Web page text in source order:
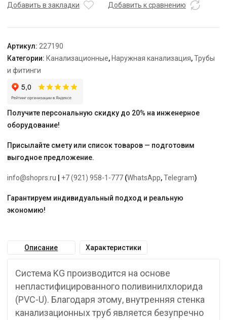
"Ostendorf"
Добавить в закладки Добавить к сравнению
Артикул: 227190
Категории: Канализационные, Наружная канализация,Трубы
и фитинги
Получите персональную скидку до 20% на инженерное
оборудование!
Присылайте смету или список товаров — подготовим
выгодное предложение.
info@shoprs.ru +7 (921) 958-1-777 (WhatsApp,Telegram)
Гарантируем индивидуальный подход и реальную
экономию!
Описание Характеристики
Система KG производится на основе
непластифицированного поливинилхлорида
(PVC-U). Благодаря этому, внутренняя стенка
канализационных труб является безупречно